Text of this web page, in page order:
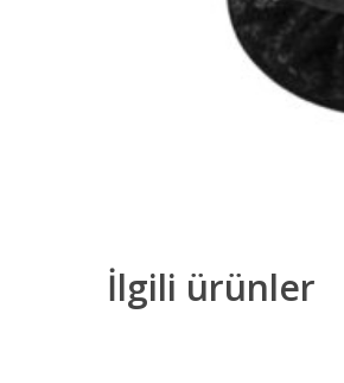
İlgili ürünler